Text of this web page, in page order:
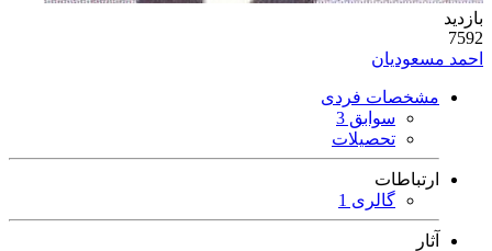
بازدید
7592
احمد مسعودیان
مشخصات فردی
سوابق 3
تحصیلات
ارتباطات
گالری 1
آثار